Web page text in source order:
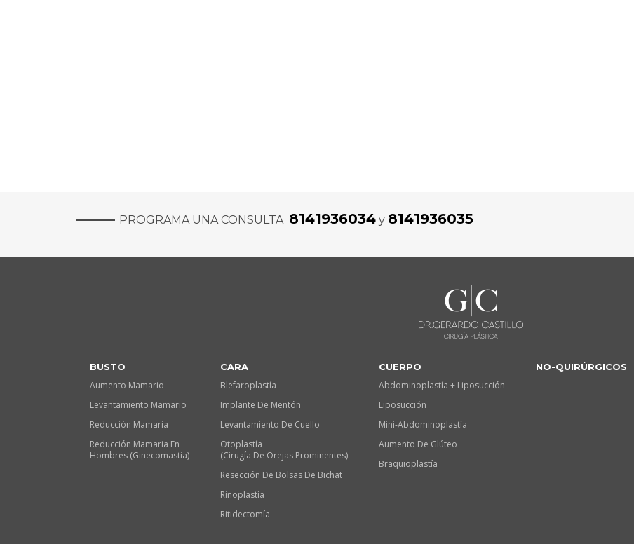
PROGRAMA UNA CONSULTA 8141936034 y 8141936035
BUSTO
Aumento Mamario
Levantamiento Mamario
Reducción Mamaria
Reducción Mamaria En
Hombres (Ginecomastia)
CARA
Blefaroplastía
Implante De Mentón
Levantamiento De Cuello
Otoplastía
(Cirugía De Orejas Prominentes)
Resección De Bolsas De Bichat
Rinoplastía
Ritidectomía
CUERPO
Abdominoplastía + Liposucción
Liposucción
Mini-Abdominoplastía
Aumento De Glúteo
Braquioplastía
NO-QUIRÚRGICOS